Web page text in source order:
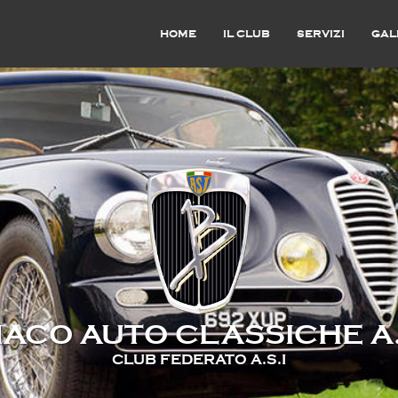
HOME IL CLUB SERVIZI
AUTO CLASSICHE
CLUB FEDERATO A.S.I